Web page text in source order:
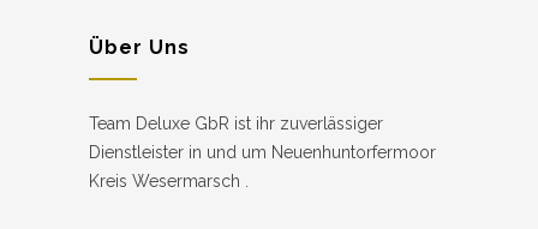
Über Uns
Team Deluxe GbR ist ihr zuverlässiger
Dienstleister in und um Neuenhuntorfermoor
Kreis Wesermarsch .